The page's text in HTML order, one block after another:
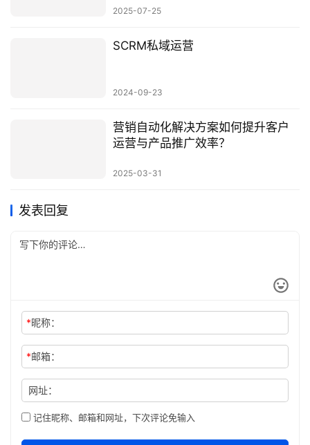
2025-07-25
SCRM私域运营
2024-09-23
营销自动化解决方案如何提升客户
运营与产品推广效率？
2025-03-31
发表回复
*昵称：
*邮箱：
网址：
记住昵称、邮箱和网址，下次评论免输入